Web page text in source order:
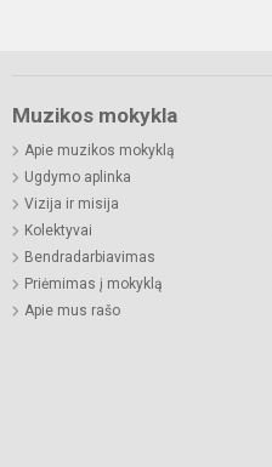
Muzikos mokykla
Apie muzikos mokyklą
Ugdymo aplinka
Vizija ir misija
Kolektyvai
Bendradarbiavimas
Priėmimas į mokyklą
Apie mus rašo